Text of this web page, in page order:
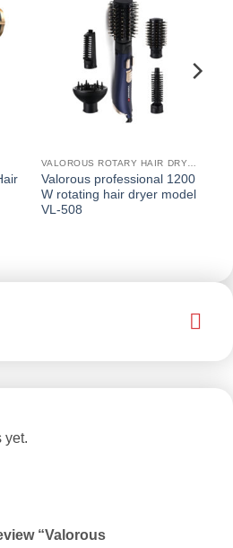
علاقه
مندی
VALOROUS ROTARY HAIR DRYER
Valorous professional 1200
W rotating hair dryer model
VL-508
yet.
“Valorous